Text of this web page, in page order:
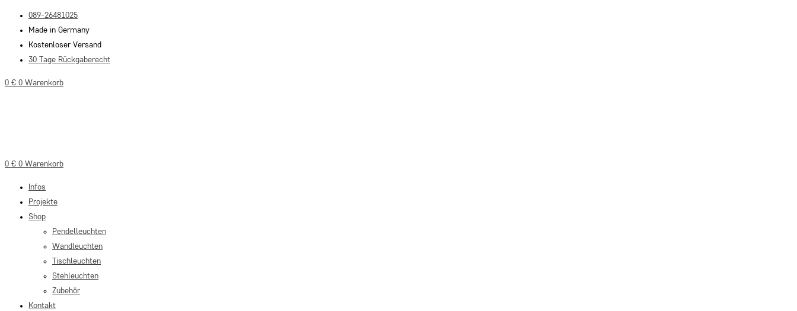
Inhalt
springen
089-26481025
Made in Germany
Kostenloser Versand
30 Tage Rückgaberecht
0 € 0 Warenkorb
0 € 0 Warenkorb
Infos
Projekte
Shop
Pendelleuchten
Wandleuchten
Tischleuchten
Stehleuchten
Zubehör
Kontakt